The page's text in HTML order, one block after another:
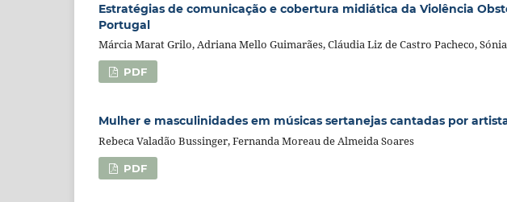
Estratégias de comunicação e cobertura midiática da Violência
Portugal
Márcia Marat Grilo, Adriana Mello Guimarães, Cláudia Liz de Castro Pacheco,
PDF
Mulher e masculinidades em músicas sertanejas cantadas por
Rebeca Valadão Bussinger, Fernanda Moreau de Almeida Soares
PDF